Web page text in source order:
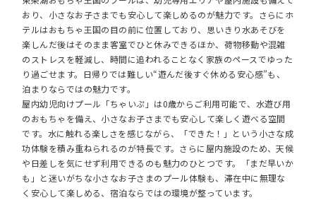
おり、小さなお子さまでも安心して楽しめるのが魅力です。さらにホ
テルはおもちゃ王国の目の前に位置しており、思いきり水あそびを
楽しんだ後はそのまま客室でひと休みできるほか、荷物移動や混雑
のストレスを軽減し、時間に追われることなく家族のペースでゆった
り過ごせます。日帰りでは難しい“遊んだ後すぐ休める安心感”も、
泊まりならではの魅力です。
屋内幼児向けプール「ちゃいぷ」は0歳からご利用可能で、水遊び用
のおもちゃを備え、小さなお子さまでも安心して楽しく遊べる空間
です。水に触れる楽しさを感じながら、「できた！」という小さな成
功体験を積み重ねられるのが特長です。さらに屋内施設のため、天候
や日差しを気にせず利用できるのも魅力のひとつです。「まだ早いか
も」と迷いがちな小さなお子さまのプール体験も、滞在中に無理な
く安心して楽しめる、宿泊ならではの環境が整っています。